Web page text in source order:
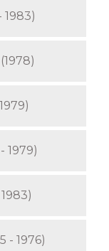
1983)
1979)
- 1976)